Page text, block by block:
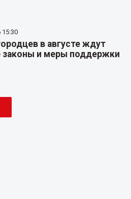
15:30
в августе ждут
законы и меры поддержки